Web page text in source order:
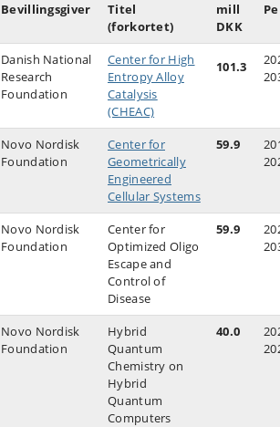
Bevillingsgiver
Titel
(forkortet)
mill
DKK
Danish National
Research
Foundation
Center for High
Entropy Alloy
Catalysis
(CHEAC)
101.3
Novo Nordisk
Foundation
Center for
Geometrically
Engineered
Cellular Systems
59.9
Novo Nordisk
Foundation
Center for
Optimized Oligo
Escape and
Control of
Disease
59.9
Novo Nordisk
Foundation
Hybrid
Quantum
Chemistry on
Hybrid
Quantum
Computers
40.0